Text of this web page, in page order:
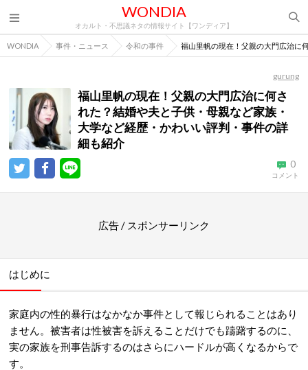
WONDIA
オカルト・不思議ネタの情報サイト【ワンディア】
WONDIA 事件・ニュース 令和の事件 福山里帆の現在！父親の大門広治に
gurung
福山里帆の現在！父親の大門広治に何さ
れた？結婚や夫と子供・母親など家族・
大学など経歴・かわいい評判・事件の詳
細も紹介
0
コメント
広告 / スポンサーリンク
はじめに
家庭内の性的暴行はなかなか事件として報じられることはあり
ません。被害者は性被害を訴えることだけでも躊躇するのに、
実の家族を刑事告訴するのはさらにハードルが高くなるからで
す。